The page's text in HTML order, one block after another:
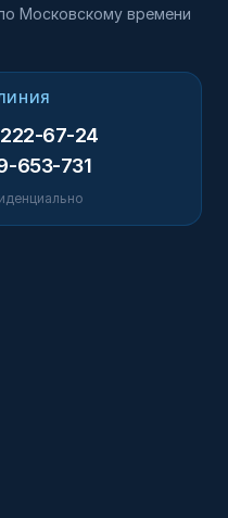
Московскому времени
67-24
653-731